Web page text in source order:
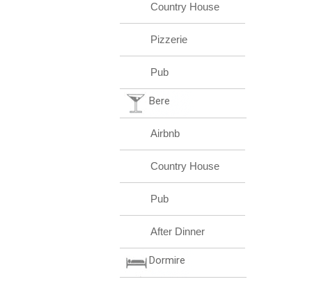
Country House
Pizzerie
Pub
Bere
Airbnb
Country House
Pub
After Dinner
Dormire